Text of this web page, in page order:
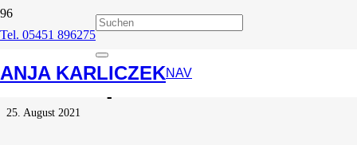
Tel. 05451 896275
ANJA KARLICZEKNAV
Aufruf zur Teilnahme am
Medienpreis Datenschutz
25. August 2021